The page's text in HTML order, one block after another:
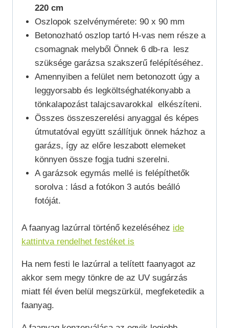
220 cm
Oszlopok szelvénymérete: 90 x 90 mm
Betonozható oszlop tartó H-vas nem része a
csomagnak melyből Önnek 6 db-ra lesz
szüksége garázsa szakszerű felépítéséhez.
Amennyiben a felület nem betonozott úgy a
leggyorsabb és legköltséghatékonyabb a
tönkalapozást talajcsavarokkal elkészíteni.
Összes összeszerelési anyaggal és képes
útmutatóval együtt szállítjuk önnek házhoz a
garázs, így az előre leszabott elemeket
könnyen össze fogja tudni szerelni.
A garázsok egymás mellé is felépíthetők
sorolva : lásd a fotókon 3 autós beálló
fotóját.
A faanyag lazúrral történő kezeléséhez ide
kattintva rendelhet festéket is
Ha nem festi le lazúrral a telített faanyagot az
akkor sem megy tönkre de az UV sugárzás
miatt fél éven belül megszürkül, megfeketedik a
faanyag.